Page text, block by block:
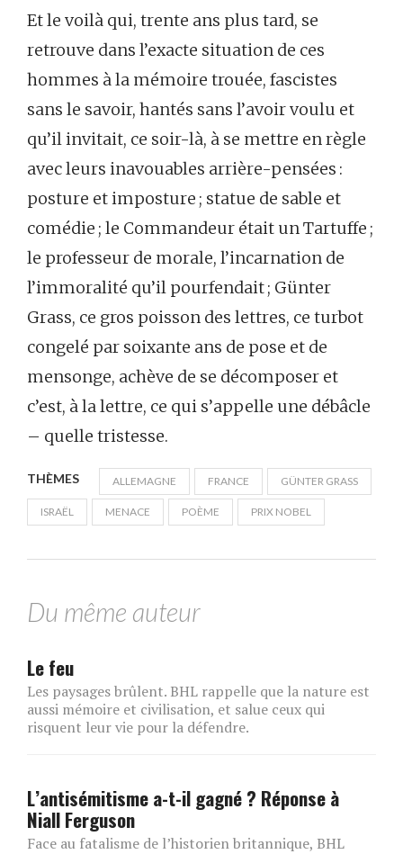
Et le voilà qui, trente ans plus tard, se
retrouve dans l’exacte situation de ces
hommes à la mémoire trouée, fascistes
sans le savoir, hantés sans l’avoir voulu et
qu’il invitait, ce soir-là, à se mettre en règle
avec leurs inavouables arrière-pensées :
posture et imposture ; statue de sable et
comédie ; le Commandeur était un Tartuffe ;
le professeur de morale, l’incarnation de
l’immoralité qu’il pourfendait ; Günter
Grass, ce gros poisson des lettres, ce turbot
congelé par soixante ans de pose et de
mensonge, achève de se décomposer et
c’est, à la lettre, ce qui s’appelle une débâcle
– quelle tristesse.
THÈMES ALLEMAGNE FRANCE GÜNTER GRASS
ISRAËL MENACE POÈME PRIX NOBEL
Du même auteur
Le feu
Les paysages brûlent. BHL rappelle que la nature est
aussi mémoire et civilisation, et salue ceux qui
risquent leur vie pour la défendre.
L’antisémitisme a-t-il gagné ? Réponse à
Niall Ferguson
Face au fatalisme de l’historien britannique, BHL